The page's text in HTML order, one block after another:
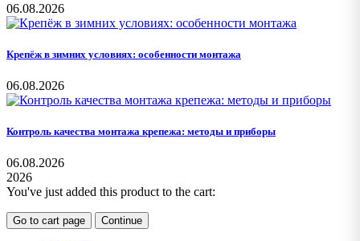
06.08.2026
Крепёж в зимних условиях: особенности монтажа
06.08.2026
Контроль качества монтажа крепежа: методы и приборы
06.08.2026
2026
You've just added this product to the cart:
Go to cart page Continue